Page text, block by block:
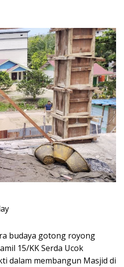
budaya gotong royong
15/KK Serda Ucok
dalam membangun Masjid di